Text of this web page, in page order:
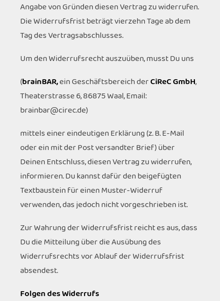
Angabe von Gründen diesen Vertrag zu widerrufen.
Die Widerrufsfrist beträgt vierzehn Tage ab dem
Tag des Vertragsabschlusses.
Um den Widerrufsrecht auszuüben, musst Du uns
(brainBAR,ein Geschäftsbereich derCiReC GmbH,
Theaterstrasse 6, 86875 Waal, Email:
brainbar@cirec.de)
mittels einer eindeutigen Erklärung (z. B. E-Mail
oder ein mit der Post versandter Brief) über
Deinen Entschluss, diesen Vertrag zu widerrufen,
informieren. Du kannst dafür den beigefügten
Textbaustein für einen Muster-Widerruf
verwenden, das jedoch nicht vorgeschrieben ist.
Zur Wahrung der Widerrufsfrist reicht es aus, dass
Du die Mitteilung über die Ausübung des
Widerrufsrechts vor Ablauf der Widerrufsfrist
absendest.
Folgen des Widerrufs